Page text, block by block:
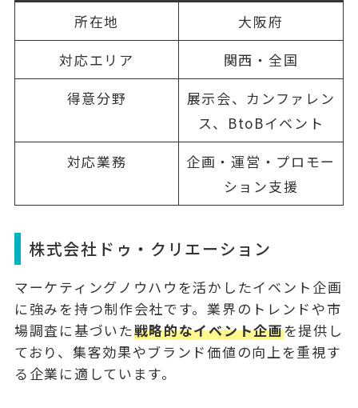
所在地
大阪府
対応エリア
関西・全国
得意分野
展示会、カンファレン
ス、BtoBイベント
対応業務
企画・運営・プロモー
ション支援
株式会社ドゥ・クリエーション
マーケティングノウハウを活かしたイベント企画
に強みを持つ制作会社です。業界のトレンドや市
場調査に基づいた戦略的なイベント企画を提供し
ており、集客効果やブランド価値の向上を重視す
る企業に適しています。